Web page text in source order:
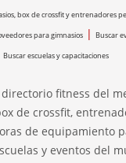
BIGG Tribunales
Buenos Aires
Escuelas NEF
Urban Six Fitness
box de crossfit y entrenadores
para gimnasios |
Buscar
Buscar escuelas y capacitaciones
fitness del
de crossfit,
de equipamiento
y eventos del